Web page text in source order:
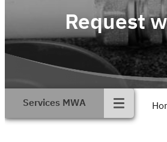
Request
Services MWA